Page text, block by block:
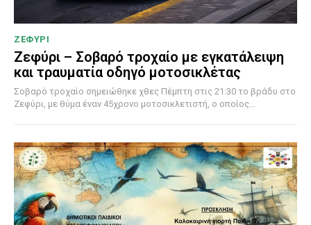
ΖΕΦΥΡΙ
Ζεφύρι – Σοβαρό τροχαίο με εγκατάλειψη
και τραυματία οδηγό μοτοσικλέτας
Σοβαρό τροχαίο σημειώθηκε χθες Πέμπτη στις 21:30 το βράδυ στο
Ζεφύρι, με θύμα έναν 45χρονο μοτοσικλετιστή, ο οποίος...